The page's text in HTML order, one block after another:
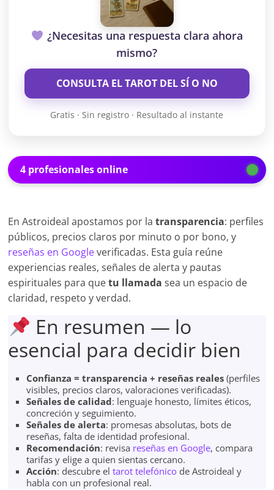
¿Necesitas una respuesta clara ahora
mismo?
CONSULTA EL TAROT DEL SÍ O NO
Gratis · Sin registro · Resultado al instante
4 profesionales online
En Astroideal apostamos por latransparencia: perfiles
públicos, precios claros por minuto o por bono, y
reseñas en Googleverificadas. Esta guía reúne
experiencias reales, señales de alerta y pautas
espirituales para quetu llamada sea un espacio de
claridad, respeto y verdad.
En resumen — lo
esencial para decidir bien
Confianza = transparencia + reseñas reales (perfiles
visibles, precios claros, valoraciones verificadas).
Señales de calidad: lenguaje honesto, límites éticos,
concreción y seguimiento.
Señales de alerta: promesas absolutas, bots de
reseñas, falta de identidad profesional.
Recomendación: revisa reseñas en Google, compara
tarifas y elige a quien sientas cercano.
Acción: descubre eltarot telefónico de Astroideal y
habla con un profesional real.